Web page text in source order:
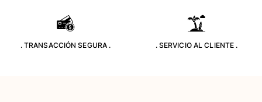
. TRANSACCIÓN SEGURA . . SERVICIO AL CLIENTE .